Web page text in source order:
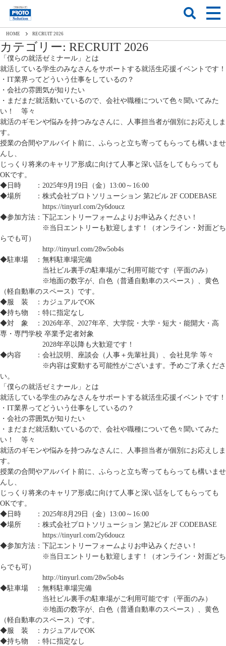
HOME RECRUIT 2026
カテゴリー: RECRUIT 2026
「僕らの就活ゼミナール」とは
就活している学生のみなさんをサポートする就活生応援イベントです！
・IT業界ってどういう仕事をしているの？
・会社の雰囲気が知りたい
・まだまだ就活動いているので、会社や職種について色々聞いてみた
い！ 等々
就活のギモンや悩みを持つみなさんに、人事担当者が個別にお応えしま
す。
授業の合間やアルバイト前に、ふらっと立ち寄ってもらっても構いませ
んし、
じっくり将来のキャリア形成に向けて人事と深い話をしてもらっても
OKです。
◆日時 ：2025年9月19日（金）13:00～16:00
◆場所 ：株式会社プロトソリューション 第2ビル 2F CODEBASE
https://tinyurl.com/2y6doucz
◆参加方法：下記エントリーフォームよりお申込みください！
※当日エントリーも歓迎します！（オンライン・対面どち
らでも可）
http://tinyurl.com/28w5ob4s
◆駐車場 ：無料駐車場完備
当社ビル裏手の駐車場がご利用可能です（平面のみ）
※地面の数字が、白色（普通自動車のスペース）、黄色
（軽自動車のスペース）です。
◆服 装 ：カジュアルでOK
◆持ち物 ：特に指定なし
◆対 象 ：2026年卒、2027年卒、大学院・大学・短大・能開大・高
専・専門学校 卒業予定者対象
2028年卒以降も大歓迎です！
◆内容 ：会社説明、座談会（人事＋先輩社員）、会社見学 等々
※内容は変動する可能性がございます。予めご了承くださ
い。
「僕らの就活ゼミナール」とは
就活している学生のみなさんをサポートする就活生応援イベントです！
・IT業界ってどういう仕事をしているの？
・会社の雰囲気が知りたい
・まだまだ就活動いているので、会社や職種について色々聞いてみた
い！ 等々
就活のギモンや悩みを持つみなさんに、人事担当者が個別にお応えしま
す。
授業の合間やアルバイト前に、ふらっと立ち寄ってもらっても構いませ
んし、
じっくり将来のキャリア形成に向けて人事と深い話をしてもらっても
OKです。
◆日時 ：2025年8月29日（金）13:00～16:00
◆場所 ：株式会社プロトソリューション 第2ビル 2F CODEBASE
https://tinyurl.com/2y6doucz
◆参加方法：下記エントリーフォームよりお申込みください！
※当日エントリーも歓迎します！（オンライン・対面どち
らでも可）
http://tinyurl.com/28w5ob4s
◆駐車場 ：無料駐車場完備
当社ビル裏手の駐車場がご利用可能です（平面のみ）
※地面の数字が、白色（普通自動車のスペース）、黄色
（軽自動車のスペース）です。
◆服 装 ：カジュアルでOK
◆持ち物 ：特に指定なし